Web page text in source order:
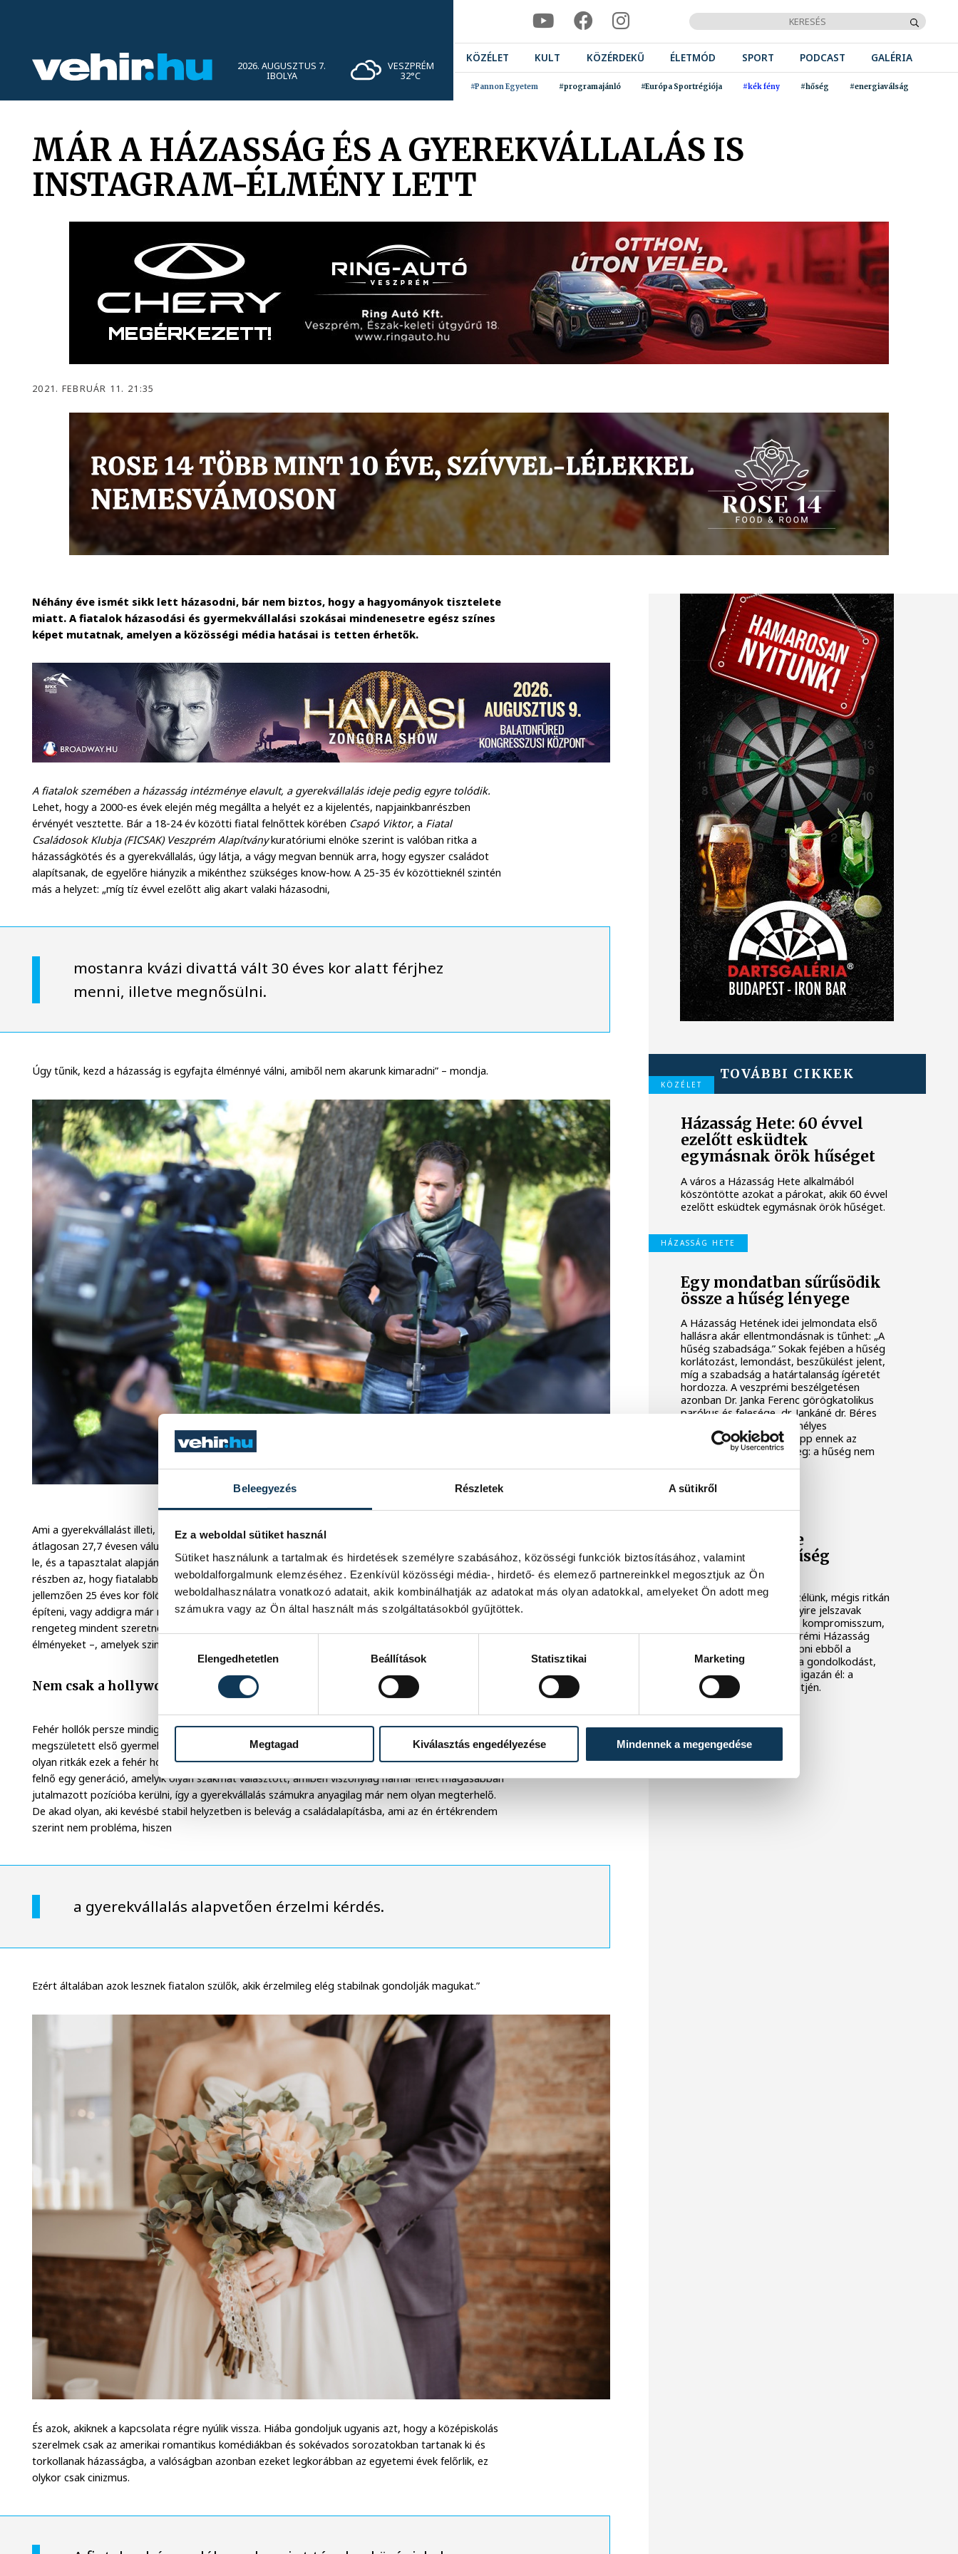
Beleegyezés Részletek A sütikről
Ez a weboldal sütiket használ
Sütiket használunk a tartalmak és hirdetések személyre szabásához, közösségi funkciók biztosításához, valamint
weboldalforgalmunk elemzéséhez. Ezenkívül közösségi média-, hirdető- és elemező partnereinkkel megosztjuk az Ön
weboldalhasználatra vonatkozó adatait, akik kombinálhatják az adatokat más olyan adatokkal, amelyeket Ön adott meg
számukra vagy az Ön által használt más szolgáltatásokból gyűjtöttek.
Hozzájárulás kiválasztása
Elengedhetetlen
Beállítások Statisztikai Marketing
Megtagad Kiválasztás engedélyezése Mindennek a megengedése
2026. AUGUSZTUS 7.
IBOLYA
VESZPRÉM
32°C
KÖZÉLET KULT KÖZÉRDEKŰ ÉLETMÓD SPORT PODCAST GALÉRIA
#Pannon Egyetem #programajánló #Európa Sportrégiója #kék fény #hőség #energiaválság
MÁR A HÁZASSÁG ÉS A GYEREKVÁLLALÁS IS
INSTAGRAM-ÉLMÉNY LETT
2021. FEBRUÁR 11. 21:35
Néhány éve ismét sikk lett házasodni, bár nem biztos, hogy a hagyományok tisztelete
miatt. A fiatalok házasodási és gyermekvállalási szokásai mindenesetre egész színes
képet mutatnak, amelyen a közösségi média hatásai is tetten érhetők.
A fiatalok szemében a házasság intézménye elavult, a gyerekvállalás ideje pedig egyre tolódik.
Lehet, hogy a 2000-es évek elején még megállta a helyét ez a kijelentés, napjainkbanrészben
érvényét vesztette. Bár a 18-24 év közötti fiatal felnőttek körében Csapó Viktor, a Fiatal
Családosok Klubja (FICSAK) Veszprém Alapítványkuratóriumi elnöke szerint is valóban ritka a
házasságkötés és a gyerekvállalás, úgy látja, a vágy megvan bennük arra, hogy egyszer családot
alapítsanak, de egyelőre hiányzik a mikénthez szükséges know-how. A 25-35 év közöttieknél szintén
más a helyzet: „míg tíz évvel ezelőtt alig akart valaki házasodni,
mostanra kvázi divattá vált 30 éves kor alatt férjhez
menni, illetve megnősülni.
Úgy tűnik, kezd a házasság is egyfajta élménnyé válni, amiből nem akarunk kimaradni” – mondja.
Csapó Viktor a FICSAK Veszprém egyik rendezvényén (fotó: archív)
Ami a gyerekvállalást illeti, ott már tényleg halogatunk. Ugyan egy 2012-es statisztika szerint
átlagosan 27,7 évesen válunk szülővé, az átlagot valószínűleg a kevésbé szerencsés régiók húzzák
le, és a tapasztalat alapján inkább 30 éves kor fölött vágunk bele a családalapításba. „Ennek oka
részben az, hogy fiatalabb korban az ember még a saját egzisztenciáját próbálja megalapozni, és
jellemzően 25 éves kor fölött jön el az a pillanat, amikor olyan munkát tudsz vállalni, amire lehet
építeni, vagy addigra már megtakarítottál annyit, amiből például futja lakástörlesztésre. Másrészt
rengeteg mindent szeretnénk felhalmozni az életben – fizikai eszközöket vagy egyre gyakrabban
élményeket –, amelyek szintén háttérbe szorítják a gyermekvállalást” – teszi hozzá.
Nem csak a hollywoodi filmekben létezik
Fehér hollók persze mindig akadnak. Viktor is az: 24 éves korában nősült meg, 26 volt, amikor
megszületett első gyermeke, 29, amikor a második, és még mindig csak 30. Mint mondja, nem is
olyan ritkák ezek a fehér hollók, sőt, érez némi tendálást arra, hogy fiatalon váljunk szülővé. „Lassan
felnő egy generáció, amelyik olyan szakmát választott, amiben viszonylag hamar lehet magasabban
jutalmazott pozícióba kerülni, így a gyerekvállalás számukra anyagilag már nem olyan megterhelő.
De akad olyan, aki kevésbé stabil helyzetben is belevág a családalapításba, ami az én értékrendem
szerint nem probléma, hiszen
a gyerekvállalás alapvetően érzelmi kérdés.
Ezért általában azok lesznek fiatalon szülők, akik érzelmileg elég stabilnak gondolják magukat.”
És azok, akiknek a kapcsolata régre nyúlik vissza. Hiába gondoljuk ugyanis azt, hogy a középiskolás
szerelmek csak az amerikai romantikus komédiákban és sokévados sorozatokban tartanak ki és
torkollanak házasságba, a valóságban azonban ezeket legkorábban az egyetemi évek felőrlik, ez
olykor csak cinizmus.
TOVÁBBI CIKKEK
KÖZÉLET
Házasság Hete: 60 évvel
ezelőtt esküdtek
egymásnak örök hűséget
A város a Házasság Hete alkalmából
köszöntötte azokat a párokat, akik 60 évvel
ezelőtt esküdtek egymásnak örök hűséget.
HÁZASSÁG HETE
Egy mondatban sűrűsödik
össze a hűség lényege
A Házasság Hetének idei jelmondata első
hallásra akár ellentmondásnak is tűnhet: „A
hűség szabadsága.” Sokak fejében a hűség
korlátozást, lemondást, beszűkülést jelent,
míg a szabadság a határtalanság ígéretét
hordozza. A veszprémi beszélgetésen
azonban Dr. Janka Ferenc görögkatolikus
parókus és felesége, dr. Jankáné dr. Béres
Mária gyógyszerész személyes
történeteiken keresztül épp ennek az
ellenkezőjét mutatták meg: a hűség nem
A Házasság hete
jelmondata a hűség
szabadsága
A házasságról sokat beszélünk, mégis ritkán
beszélünk róla jól. Többnyire jelszavak
maradnak, mint a válság, kompromisszum,
szeretet, munka. A veszprémi Házasság
hete idén megpróbál kilépni ebből a
nyelvből, és ott folytatni a gondolkodást,
ahol a legtöbb kapcsolat igazán él: a
hétköznapi döntések szintjén.